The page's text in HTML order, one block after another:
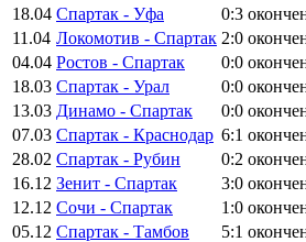
18.04 Спартак - Уфа 0:3
11.04 Локомотив - Спартак 2:0
04.04 Ростов - Спартак 0:0
18.03 Спартак - Урал 0:0
13.03 Динамо - Спартак 0:0
07.03 Спартак - Краснодар 6:1
28.02 Спартак - Рубин 0:2
16.12 Зенит - Спартак 3:0
12.12 Сочи - Спартак 1:0
05.12 Спартак - Тамбов 5:1